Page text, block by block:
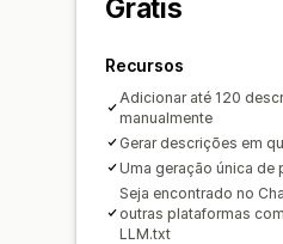
Grátis
Recursos
Adicionar até 120
manualmente
Gerar descrições em
Uma geração única de
Seja encontrado no
outras plataformas
LLM.txt